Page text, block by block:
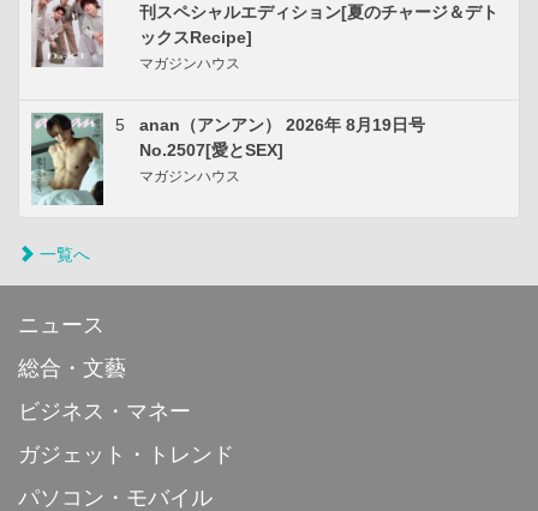
刊スペシャルエディション[夏のチャージ＆デト
ックスRecipe]
マガジンハウス
5
anan（アンアン） 2026年 8月19日号
No.2507[愛とSEX]
マガジンハウス
一覧へ
ニュース
総合・文藝
ビジネス・マネー
ガジェット・トレンド
パソコン・モバイル